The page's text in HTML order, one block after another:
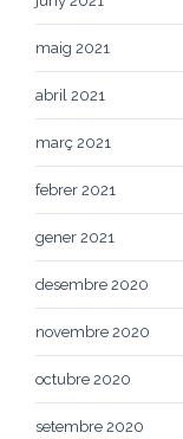
maig 2021
abril 2021
març 2021
febrer 2021
gener 2021
desembre 2020
novembre 2020
octubre 2020
setembre 2020